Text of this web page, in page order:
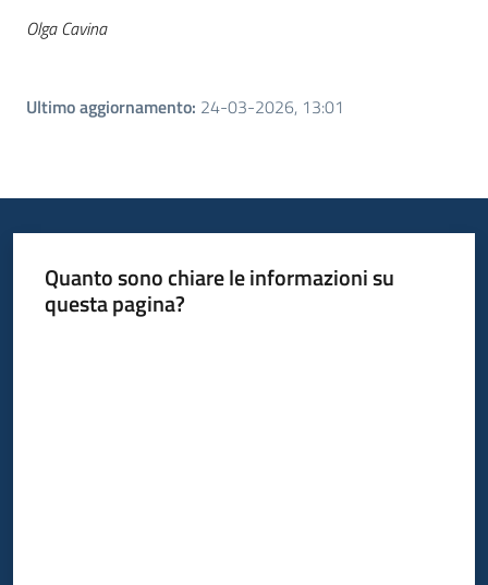
Olga Cavina
Ultimo aggiornamento: 24-03-2026, 13:01
Quanto sono chiare le informazioni su
questa pagina?